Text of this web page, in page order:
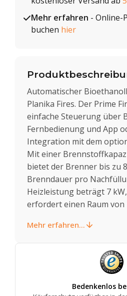
Mehr erfahren - Online-
buchen hier
Automatischer
Planika Fires. Der Prime
einfache Steuerung über
Fernbedienung und App
Integration mit dem
Mit einer
bietet der Brenner bis zu
Brenndauer pro
Heizleistung beträgt 7
erfordert einen Raum von
Mehr erfahren...